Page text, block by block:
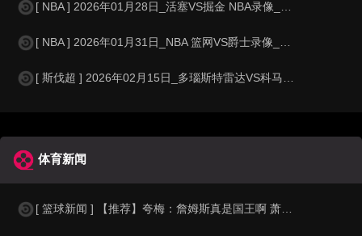
[ NBA ] 2026年01月28日_活塞VS掘金 NBA录像_全场录像【
[ NBA ] 2026年01月31日_NBA 篮网VS爵士录像_全场录像【
[ 斯伐超 ] 2026年02月15日_多瑙斯特雷达VS科马尔诺 斯伐超录像
体育新闻
[ 篮球新闻 ] 【推荐】夸梅：詹姆斯真是国王啊 萧华都得听他的 新赛季日程安